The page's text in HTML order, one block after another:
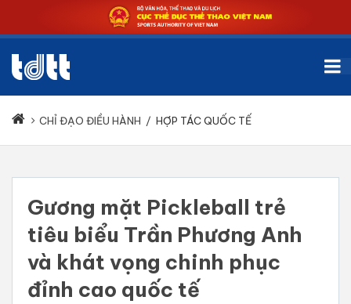
CHỈ ĐẠO ĐIỀU HÀNH / HỢP TÁC QUỐC TẾ
Gương mặt Pickleball trẻ
tiêu biểu Trần Phương Anh
và khát vọng chinh phục
đỉnh cao quốc tế